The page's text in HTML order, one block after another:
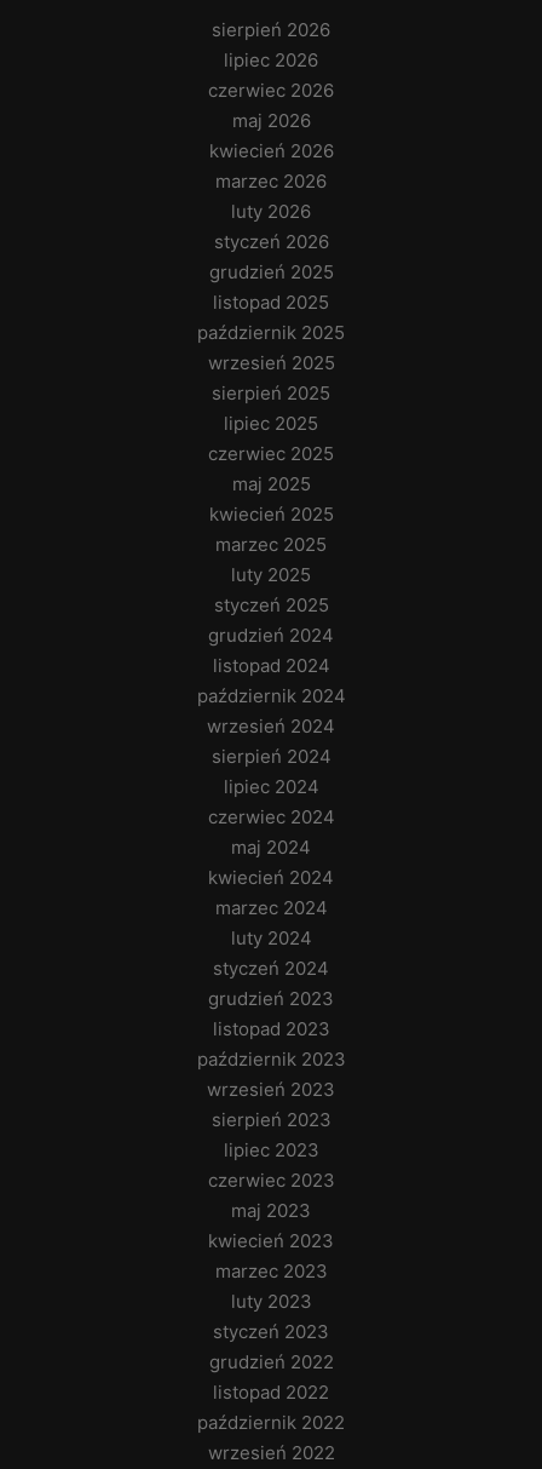
sierpień 2026
lipiec 2026
czerwiec 2026
maj 2026
kwiecień 2026
marzec 2026
luty 2026
styczeń 2026
grudzień 2025
listopad 2025
październik 2025
wrzesień 2025
sierpień 2025
lipiec 2025
czerwiec 2025
maj 2025
kwiecień 2025
marzec 2025
luty 2025
styczeń 2025
grudzień 2024
listopad 2024
październik 2024
wrzesień 2024
sierpień 2024
lipiec 2024
czerwiec 2024
maj 2024
kwiecień 2024
marzec 2024
luty 2024
styczeń 2024
grudzień 2023
listopad 2023
październik 2023
wrzesień 2023
sierpień 2023
lipiec 2023
czerwiec 2023
maj 2023
kwiecień 2023
marzec 2023
luty 2023
styczeń 2023
grudzień 2022
listopad 2022
październik 2022
wrzesień 2022